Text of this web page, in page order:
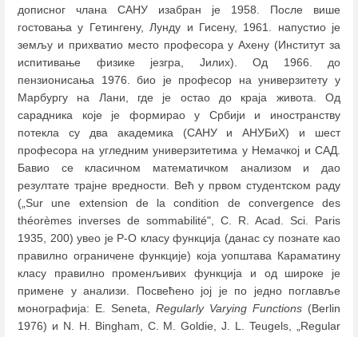
дописног члана САНУ изабран је 1958. После више
гостовања у Гетингену, Лунду и Гисену, 1961. напустио је
земљу и прихватио место професора у Ахену (Институт за
испитивање физике језгра, Јилих). Од 1966. до
пензионисања 1976. био је професор на универзитету у
Марбургу на Лани, где је остао до краја живота. Од
сарадника које је формирао у Србији и иностранству
потекла су два академика (САНУ и АНУБиХ) и шест
професора на угледним универзитетима у Немачкој и САД.
Бавио се класичном математичком анализом и дао
резултате трајне вредности. Већ у првом студентском раду
(„Sur une extension de la condition de convergence des
théorèmes inverses de sommabilité", C. R. Acad. Sci. Paris
1935, 200) увео је Р-О класу функција (данас су познате као
правилно ограничене функције) која уопштава Караматину
класу правилно променљивих функција и од широке је
примене у анализи. Посвећено јој је по једно поглавље
монографија: E. Seneta, Regularly Varying Functions (Berlin
1976) и N. H. Bingham, C. M. Goldie, J. L. Teugels, „Regular